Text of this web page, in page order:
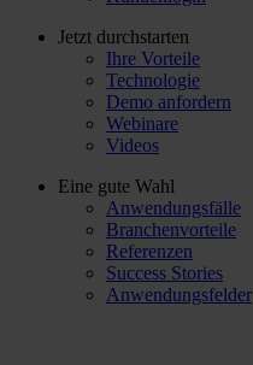
Jetzt durchstarten
Ihre Vorteile
Technologie
Demo anfordern
Webinare
Videos
Eine gute Wahl
Anwendungsfälle
Branchenvorteile
Referenzen
Success Stories
Anwendungsfelder